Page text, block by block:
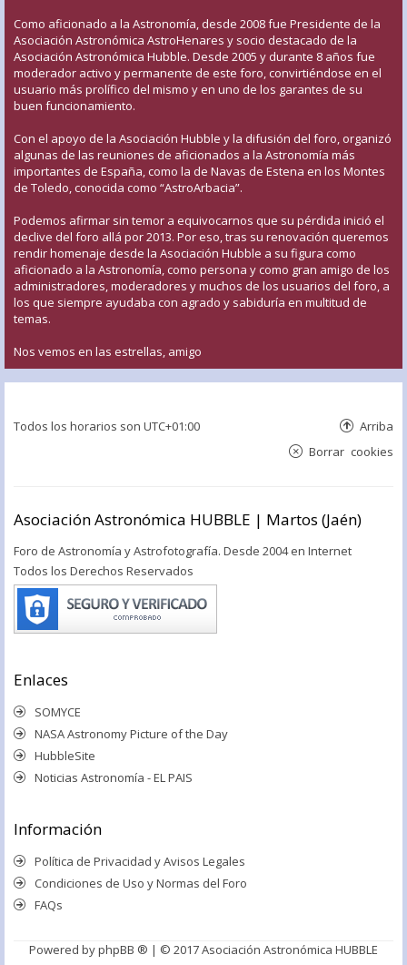
Como aficionado a la Astronomía, desde 2008 fue Presidente de la
Asociación Astronómica AstroHenares y socio destacado de la
Asociación Astronómica Hubble. Desde 2005 y durante 8 años fue
moderador activo y permanente de este foro, convirtiéndose en el
usuario más prolífico del mismo y en uno de los garantes de su
buen funcionamiento.
Con el apoyo de la Asociación Hubble y la difusión del foro, organizó
algunas de las reuniones de aficionados a la Astronomía más
importantes de España, como la de Navas de Estena en los Montes
de Toledo, conocida como “AstroArbacia”.
Podemos afirmar sin temor a equivocarnos que su pérdida inició el
declive del foro allá por 2013. Por eso, tras su renovación queremos
rendir homenaje desde la Asociación Hubble a su figura como
aficionado a la Astronomía, como persona y como gran amigo de los
administradores, moderadores y muchos de los usuarios del foro, a
los que siempre ayudaba con agrado y sabiduría en multitud de
temas.
Nos vemos en las estrellas, amigo
Todos los horarios son UTC+01:00 Arriba
Borrar cookies
Asociación Astronómica HUBBLE | Martos (Jaén)
Foro de Astronomía y Astrofotografía. Desde 2004 en Internet
Todos los Derechos Reservados
Enlaces
SOMYCE
NASA Astronomy Picture of the Day
HubbleSite
Noticias Astronomía - EL PAIS
Información
Política de Privacidad y Avisos Legales
Condiciones de Uso y Normas del Foro
FAQs
Powered byphpBB ® | © 2017 Asociación Astronómica HUBBLE